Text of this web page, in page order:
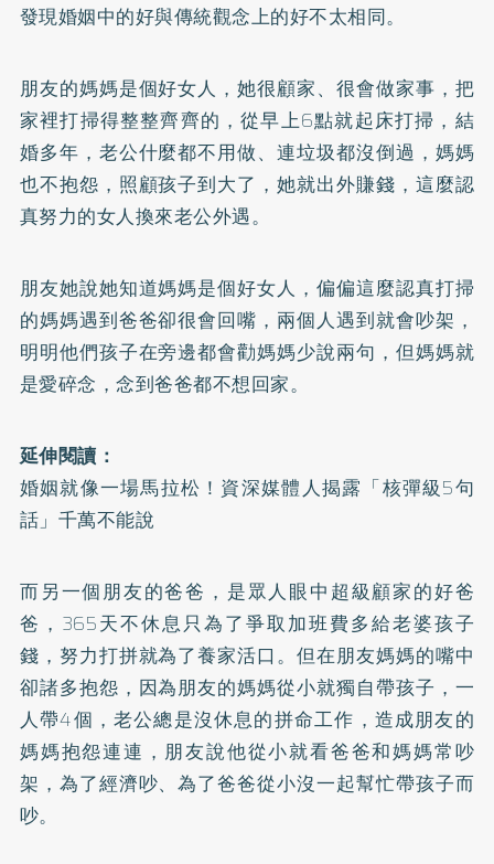
發現婚姻中的好與傳統觀念上的好不太相同。
朋友的媽媽是個好女人，她很顧家、很會做家事，把
家裡打掃得整整齊齊的，從早上6點就起床打掃，結
婚多年，老公什麼都不用做、連垃圾都沒倒過，媽媽
也不抱怨，照顧孩子到大了，她就出外賺錢，這麼認
真努力的女人換來老公外遇。
朋友她說她知道媽媽是個好女人，偏偏這麼認真打掃
的媽媽遇到爸爸卻很會回嘴，兩個人遇到就會吵架，
明明他們孩子在旁邊都會勸媽媽少說兩句，但媽媽就
是愛碎念，念到爸爸都不想回家。
延伸閱讀：
婚姻就像一場馬拉松！資深媒體人揭露「核彈級5句
話」千萬不能說
而另一個朋友的爸爸，是眾人眼中超級顧家的好爸
爸，365天不休息只為了爭取加班費多給老婆孩子
錢，努力打拼就為了養家活口。但在朋友媽媽的嘴中
卻諸多抱怨，因為朋友的媽媽從小就獨自帶孩子，一
人帶4個，老公總是沒休息的拼命工作，造成朋友的
媽媽抱怨連連，朋友說他從小就看爸爸和媽媽常吵
架，為了經濟吵、為了爸爸從小沒一起幫忙帶孩子而
吵。